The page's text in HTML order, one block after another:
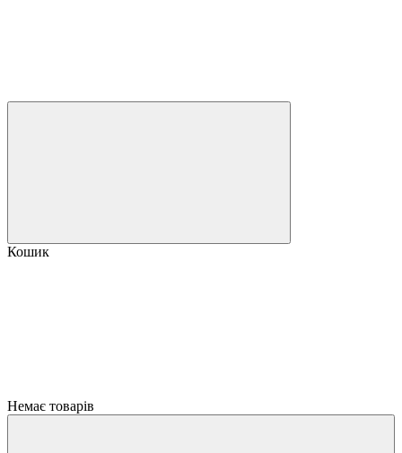
Кошик
Немає товарів